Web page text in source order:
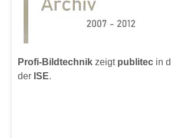
Profi-Bildtechnik zeigt publitec in
der ISE.